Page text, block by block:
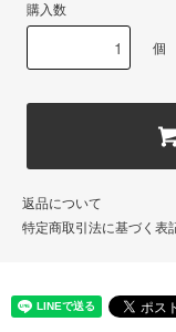
購入数
個
返品について
特定商取引法に基づく表